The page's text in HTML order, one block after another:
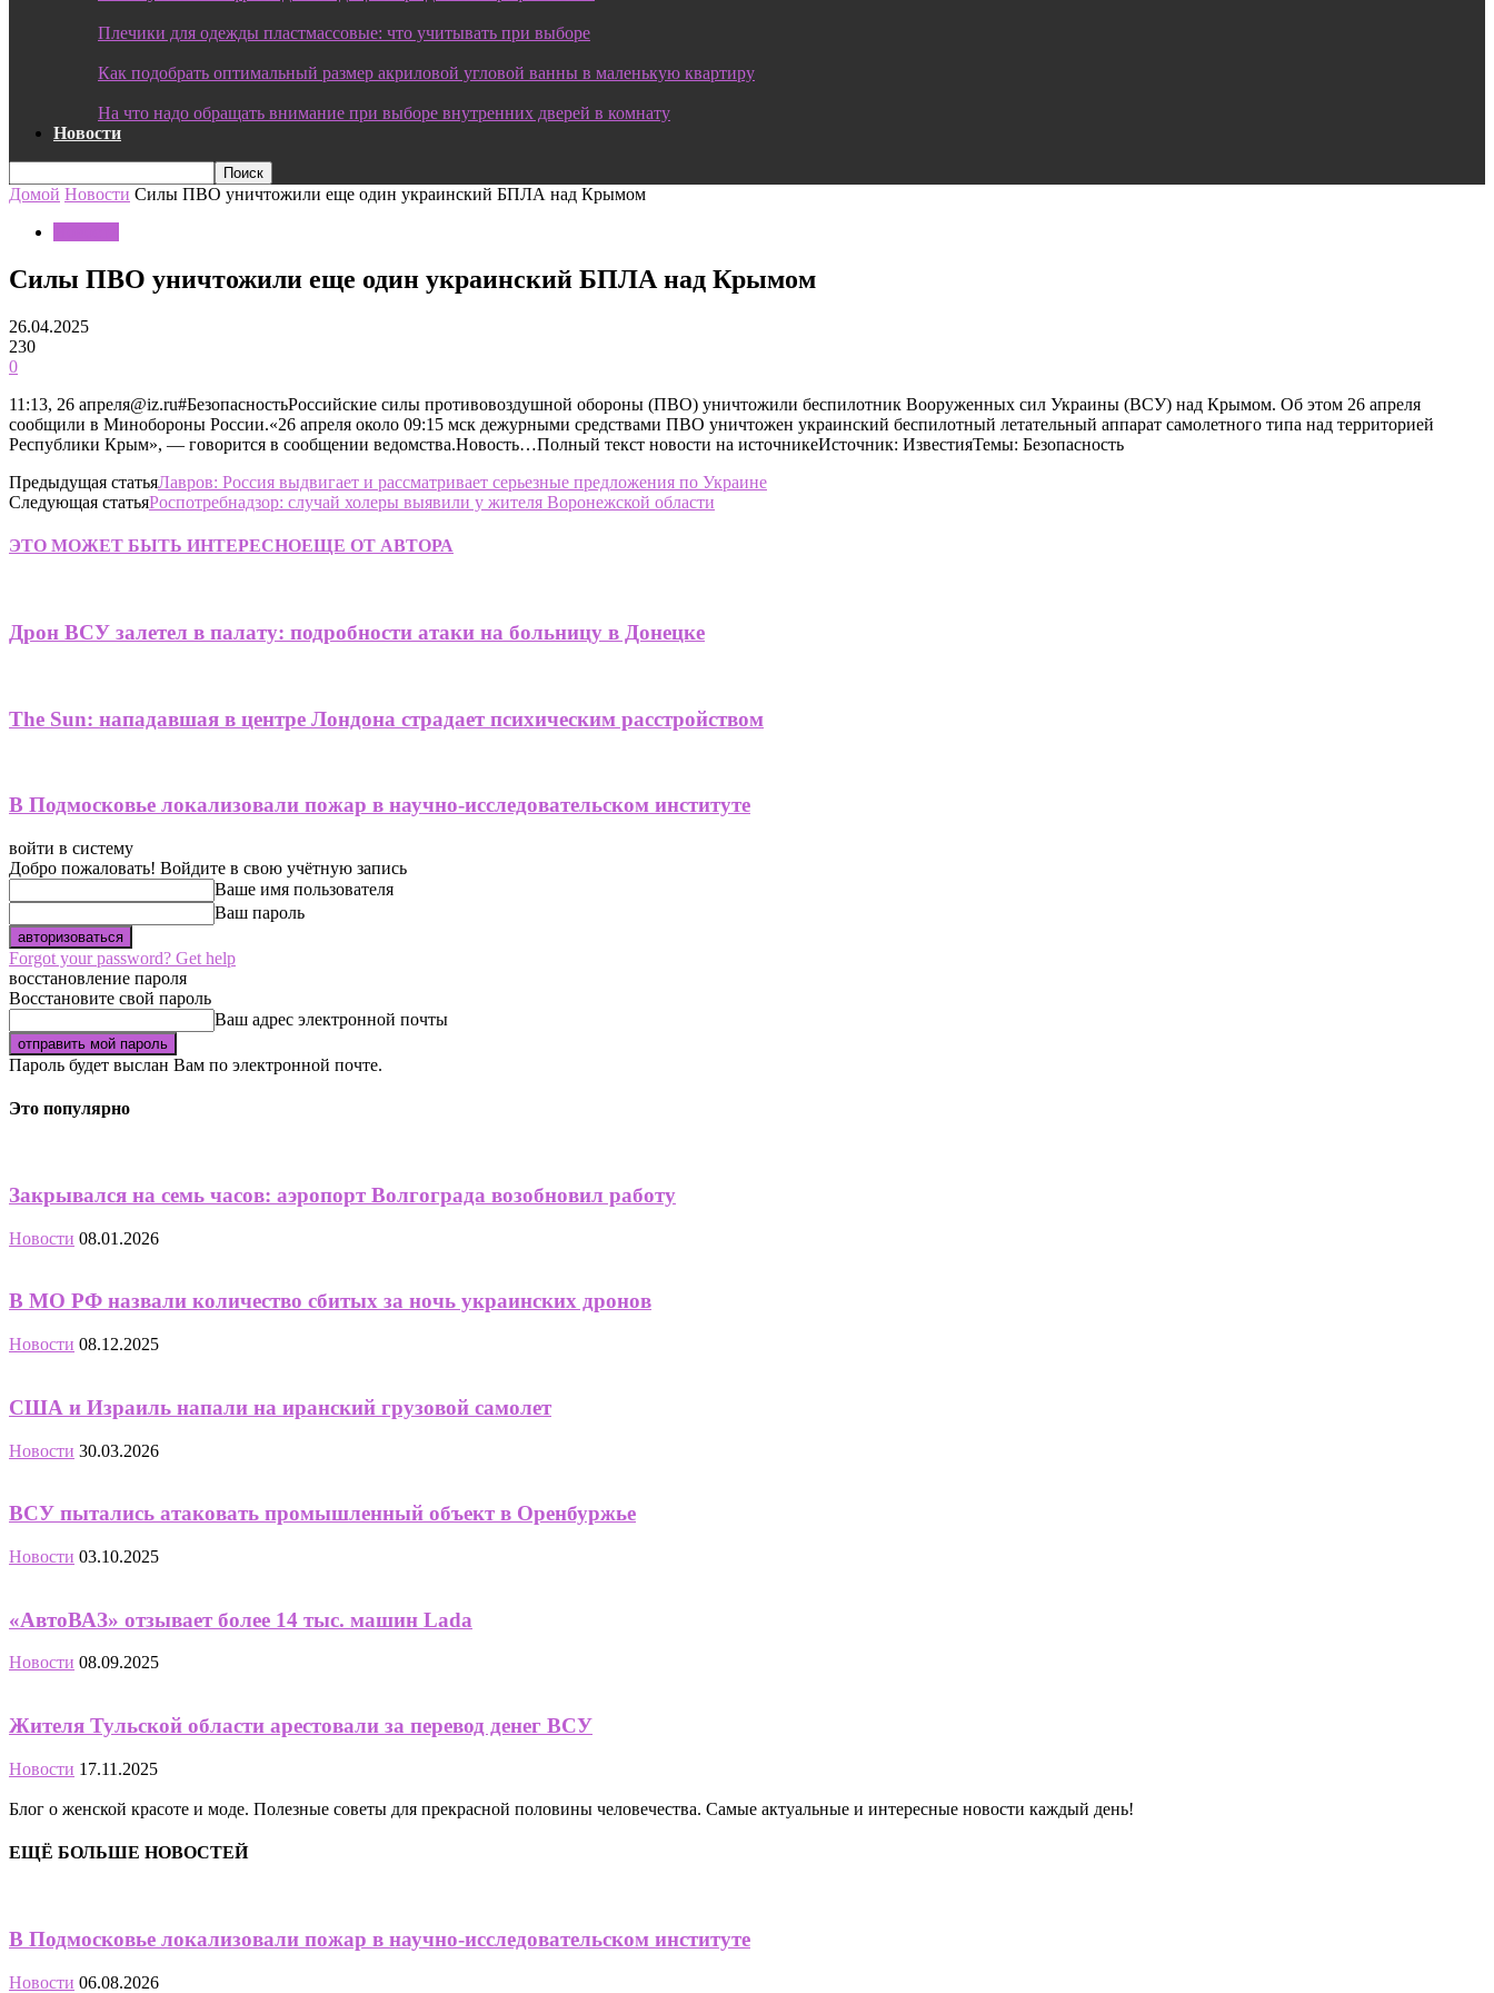
Плечики для одежды пластмассовые: что учитывать при выборе
Как подобрать оптимальный размер акриловой угловой ванны в маленькую квартиру
На что надо обращать внимание при выборе внутренних дверей в комнату
Новости
Домой Новости Силы ПВО уничтожили еще один украинский БПЛА над Крымом
Силы ПВО уничтожили еще один украинский БПЛА над Крымом
26.04.2025
230
0
11:13, 26 апреля@iz.ru#БезопасностьРоссийские силы противовоздушной обороны (ПВО) уничтожили беспилотник Вооруженных сил Украины (ВСУ) над Крымом. Об этом 26 апреля
сообщили в Минобороны России.«26 апреля около 09:15 мск дежурными средствами ПВО уничтожен украинский беспилотный летательный аппарат самолетного типа над территорией
Республики Крым», — говорится в сообщении ведомства.Новость…Полный текст новости на источникеИсточник: ИзвестияТемы: Безопасность
Предыдущая статьяЛавров: Россия выдвигает и рассматривает серьезные предложения по Украине
Следующая статьяРоспотребнадзор: случай холеры выявили у жителя Воронежской области
ЭТО МОЖЕТ БЫТЬ ИНТЕРЕСНОЕЩЕ ОТ АВТОРА
Дрон ВСУ залетел в палату: подробности атаки на больницу в Донецке
The Sun: нападавшая в центре Лондона страдает психическим расстройством
В Подмосковье локализовали пожар в научно-исследовательском институте
войти в систему
Добро пожаловать! Войдите в свою учётную запись
Ваше имя пользователя
Ваш пароль
Forgot your password? Get help
восстановление пароля
Восстановите свой пароль
Ваш адрес электронной почты
Пароль будет выслан Вам по электронной почте.
Это популярно
Закрывался на семь часов: аэропорт Волгограда возобновил работу
Новости 08.01.2026
В МО РФ назвали количество сбитых за ночь украинских дронов
Новости 08.12.2025
США и Израиль напали на иранский грузовой самолет
Новости 30.03.2026
ВСУ пытались атаковать промышленный объект в Оренбуржье
Новости 03.10.2025
«АвтоВАЗ» отзывает более 14 тыс. машин Lada
Новости 08.09.2025
Жителя Тульской области арестовали за перевод денег ВСУ
Новости 17.11.2025
Блог о женской красоте и моде. Полезные советы для прекрасной половины человечества. Самые актуальные и интересные новости каждый день!
ЕЩЁ БОЛЬШЕ НОВОСТЕЙ
В Подмосковье локализовали пожар в научно-исследовательском институте
Новости 06.08.2026